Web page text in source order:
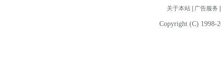
关于本站| 广告服务
Copyright (C) 1998-